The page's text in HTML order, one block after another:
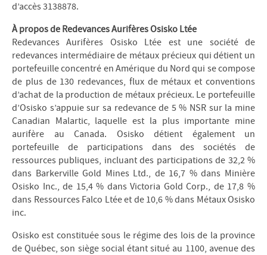
d’accès 3138878.
À propos de Redevances Aurifères Osisko Ltée
Redevances Aurifères Osisko Ltée est une société de
redevances intermédiaire de métaux précieux qui détient un
portefeuille concentré en Amérique du Nord qui se compose
de plus de 130 redevances, flux de métaux et conventions
d’achat de la production de métaux précieux. Le portefeuille
d’Osisko s’appuie sur sa redevance de 5 % NSR sur la mine
Canadian Malartic, laquelle est la plus importante mine
aurifère au Canada. Osisko détient également un
portefeuille de participations dans des sociétés de
ressources publiques, incluant des participations de 32,2 %
dans Barkerville Gold Mines Ltd., de 16,7 % dans Minière
Osisko Inc., de 15,4 % dans Victoria Gold Corp., de 17,8 %
dans Ressources Falco Ltée et de 10,6 % dans Métaux Osisko
inc.
Osisko est constituée sous le régime des lois de la province
de Québec, son siège social étant situé au 1100, avenue des